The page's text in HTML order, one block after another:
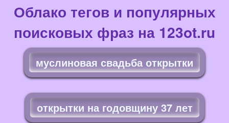
Облако тегов и популярных
поисковых фраз на 123ot.ru
муслиновая свадьба открытки
открытки на годовщину 37 лет